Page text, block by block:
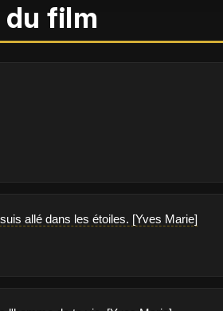
du film
allé dans les étoiles. [Yves Marie]